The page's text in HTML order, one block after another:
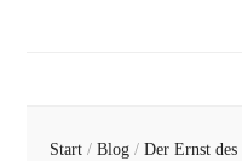
Start / Blog / Der Ernst